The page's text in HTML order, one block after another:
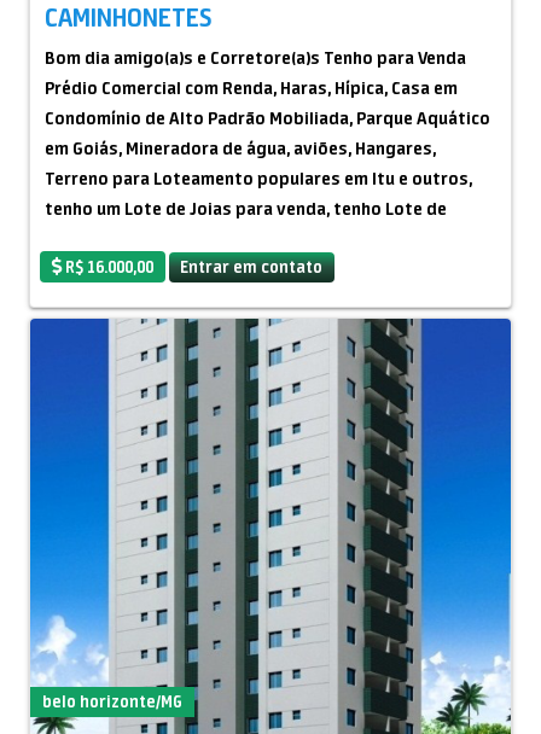
CAMINHONETES
Bom dia amigo(a)s e Corretore(a)s Tenho para Venda
Prédio Comercial com Renda, Haras, Hípica, Casa em
Condomínio de Alto Padrão Mobiliada, Parque Aquático
em Goiás, Mineradora de água, aviões, Hangares,
Terreno para Loteamento populares em Itu e outros,
tenho um Lote de Joias para venda, tenho Lote de
Diamantes em Goiás.
Carlos Bueno
===========
Bom dia amigo(a)s e Corretore(a)s Tenho para Venda
Prédio Comercial com Renda, Haras, Hípica, Casa em
Condomínio de Alto Padrão Mobiliada, Parque Aquático
em Goiás, Mineradora de água, aviões, Hangares,
Terreno para Loteamento populares em Itu e outros,
tenho um Lote de Joias para venda, tenho Lote de
Pedras Preciosas em São Paulo, tenho lote de
Diamantes em Goiás.
Maiores informação pelo Whatsapp 15 99835-2726
Carlos Bueno
========
Bom dia amigo(a)s e Corretore(a)s Tenho para Venda
R$ 16.000,00 Entrar em contato
belo horizonte/MG